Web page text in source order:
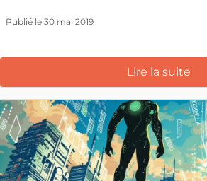
Publié le 30 mai 2019
Lire la suite